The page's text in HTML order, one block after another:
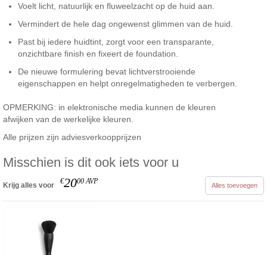
Voelt licht, natuurlijk en fluweelzacht op de huid aan.
Vermindert de hele dag ongewenst glimmen van de huid.
Past bij iedere huidtint, zorgt voor een transparante,
onzichtbare finish en fixeert de foundation.
De nieuwe formulering bevat lichtverstrooiende
eigenschappen en helpt onregelmatigheden te verbergen.
OPMERKING: in elektronische media kunnen de kleuren
afwijken van de werkelijke kleuren.
Alle prijzen zijn adviesverkoopprijzen
Misschien is dit ook iets voor u
Krijg alles voor €2000 AVP Alles toevoegen